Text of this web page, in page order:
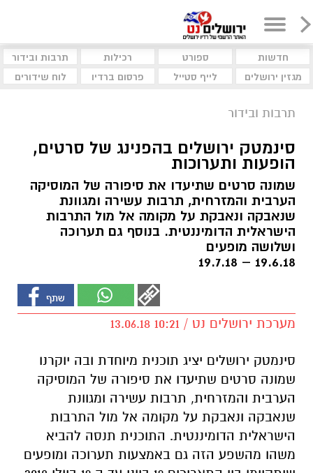
חדשות ספורט רכילות
תרבות ובידור
מגזין ירושלים
לייף סטייל פרסום ברדיו לוח שידורים
תרבות ובידור
סינמטק ירושלים בהפנינג של סרטים,
הופעות ותערוכות
שמונה סרטים שתיעדו את סיפורה של המוסיקה
הערבית והמזרחית, תרבות עשירה ומגוונת
שנאבקה ונאבקת על מקומה אל מול התרבות
הישראלית הדומיננטית. בנוסף גם תערוכה
ושלושה מופעים
19.6.18 – 19.7.18
מערכת ירושלים נט / 10:21 13.06.18
סינמטק ירושלים יציג תוכנית מיוחדת ובה יוקרנו
שמונה סרטים שתיעדו את סיפורה של המוסיקה
הערבית והמזרחית, תרבות עשירה ומגוונת
שנאבקה ונאבקת על מקומה אל מול התרבות
הישראלית הדומיננטית. התוכנית תנסה להביא
משהו מהשפע הזה גם באמצעות תערוכה ומופעים